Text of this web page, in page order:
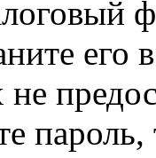
его
не